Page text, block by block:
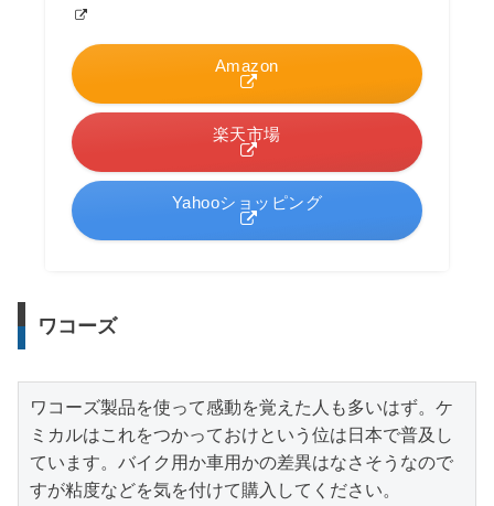
Amazon
楽天市場
Yahooショッピング
ワコーズ
ワコーズ製品を使って感動を覚えた人も多いはず。ケ
ミカルはこれをつかっておけという位は日本で普及し
ています。バイク用か車用かの差異はなさそうなので